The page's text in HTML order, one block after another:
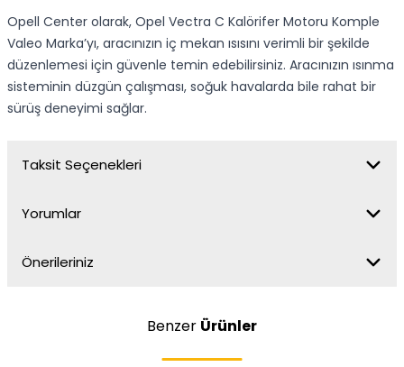
Opell Center olarak, Opel Vectra C Kalörifer Motoru Komple
Valeo Marka’yı, aracınızın iç mekan ısısını verimli bir şekilde
düzenlemesi için güvenle temin edebilirsiniz. Aracınızın ısınma
sisteminin düzgün çalışması, soğuk havalarda bile rahat bir
sürüş deneyimi sağlar.
Taksit Seçenekleri
Yorumlar
Önerileriniz
Benzer Ürünler